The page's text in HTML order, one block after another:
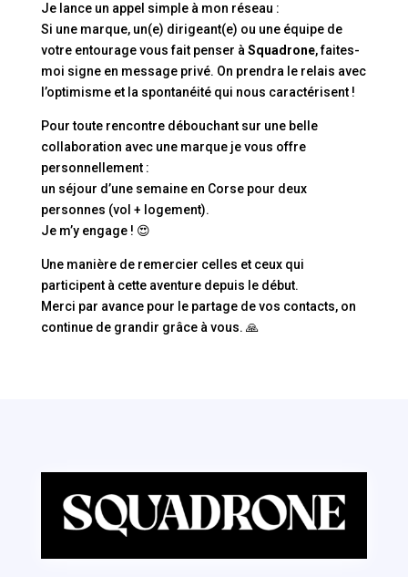
Je lance un appel simple à mon réseau :
Si une marque, un(e) dirigeant(e) ou une équipe de
votre entourage vous fait penser à Squadrone, faites-
moi signe en message privé. On prendra le relais avec
l’optimisme et la spontanéité qui nous caractérisent !
Pour toute rencontre débouchant sur une belle
collaboration avec une marque je vous offre
personnellement :
un séjour d’une semaine en Corse pour deux
personnes (vol + logement).
Je m’y engage ! 😍
Une manière de remercier celles et ceux qui
participent à cette aventure depuis le début.
Merci par avance pour le partage de vos contacts, on
continue de grandir grâce à vous. 🙏